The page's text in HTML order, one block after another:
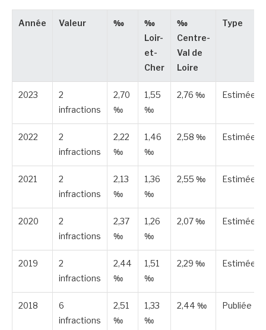
Année Valeur ‰
‰
Loir-
et-
Cher
‰
Centre-
Val de
Loire
Type
2023
2
infractions
2,70
‰
1,55
‰
2,76 ‰ Estimée
2022
2
infractions
2,22
‰
1,46
‰
2,58 ‰ Estimée
2021
2
infractions
2,13
‰
1,36
‰
2,55 ‰ Estimée
2020
2
infractions
2,37
‰
1,26
‰
2,07 ‰ Estimée
2019
2
infractions
2,44
‰
1,51
‰
2,29 ‰ Estimée
2018
6
infractions
2,51
‰
1,33
‰
2,44 ‰ Publiée